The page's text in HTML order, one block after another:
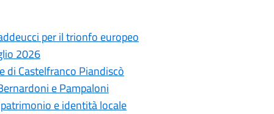
per il trionfo europeo
2026
di Castelfranco Piandiscò
e Pampaloni
e identità locale